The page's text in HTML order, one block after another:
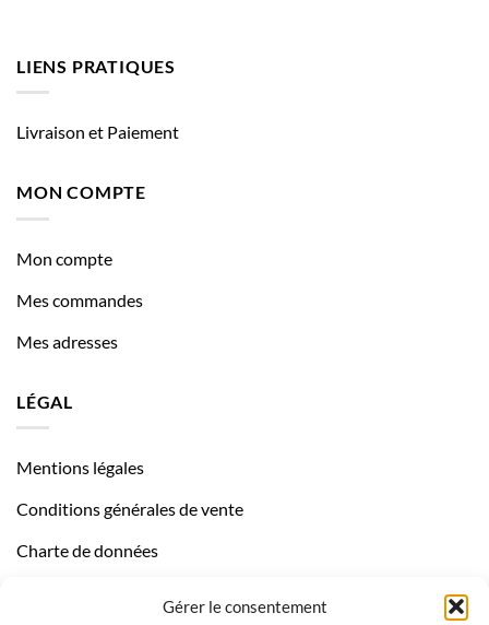
Gérer le consentement
LIENS PRATIQUES
Livraison et Paiement
MON COMPTE
Mon compte
Mes commandes
Mes adresses
LÉGAL
Mentions légales
Conditions générales de vente
Charte de données